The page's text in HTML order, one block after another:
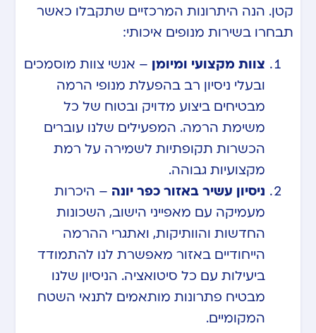
קטן. הנה היתרונות המרכזיים שתקבלו כאשר
תבחרו בשירות מנופים איכותי:
צוות מקצועי ומיומן – אנשי צוות מוסמכים
ובעלי ניסיון רב בהפעלת מנופי הרמה
מבטיחים ביצוע מדויק ובטוח של כל
משימת הרמה. המפעילים שלנו עוברים
הכשרות תקופתיות לשמירה על רמת
מקצועיות גבוהה.
ניסיון עשיר באזור כפר יונה – היכרות
מעמיקה עם מאפייני הישוב, השכונות
החדשות והוותיקות, ואתגרי ההרמה
הייחודיים באזור מאפשרת לנו להתמודד
ביעילות עם כל סיטואציה. הניסיון שלנו
מבטיח פתרונות מותאמים לתנאי השטח
המקומיים.